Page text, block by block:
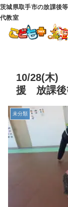
茨城県取手市の放課後
代教室
10/28(木)
援 放課
未分類